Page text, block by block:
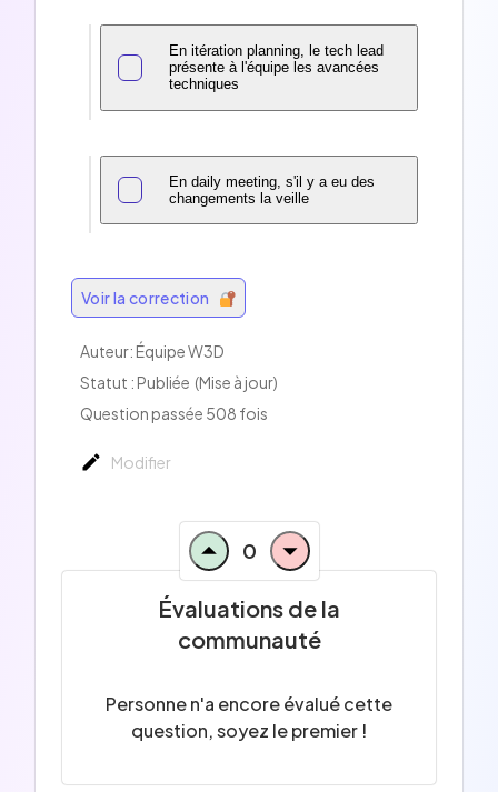
En itération planning, le tech lead
présente à l'équipe les avancées
techniques
En daily meeting, s'il y a eu des
changements la veille
Voir la correction
Auteur: Équipe W3D
Statut : Publiée (Mise à jour)
Question passée 508 fois
Modifier
0
Évaluations de la
communauté
Personne n'a encore évalué cette
question, soyez le premier !